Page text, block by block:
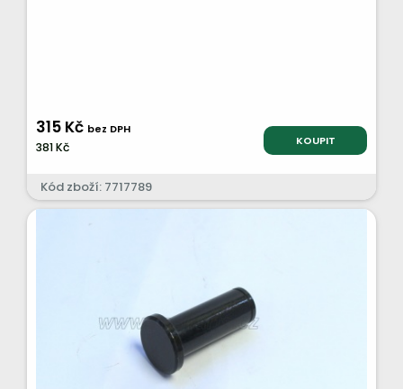
315 Kč bez DPH
381 Kč KOUPIT
Kód zboží: 7717789